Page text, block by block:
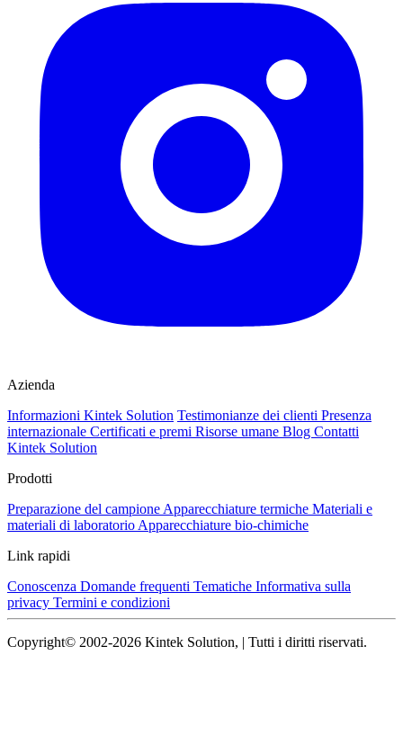
Azienda
Informazioni Kintek Solution Testimonianze dei clienti Presenza
internazionale Certificati e premi Risorse umane Blog Contatti
Kintek Solution
Prodotti
Preparazione del campione Apparecchiature termiche Materiali e
materiali di laboratorio Apparecchiature bio-chimiche
Link rapidi
Conoscenza Domande frequenti Tematiche Informativa sulla
privacy Termini e condizioni
Copyright© 2002-2026 Kintek Solution, | Tutti i diritti riservati.